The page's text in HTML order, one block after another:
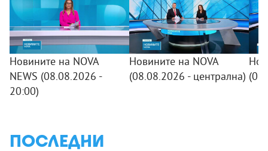
Новините на NOVA
NEWS (08.08.2026 -
20:00)
Новините на NOVA
(08.08.2026 - централна)
ПОСЛЕДНИ